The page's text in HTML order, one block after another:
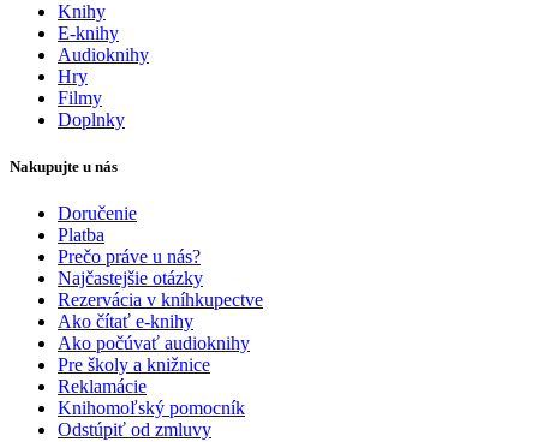
Knihy
E-knihy
Audioknihy
Hry
Filmy
Doplnky
Nakupujte u nás
Doručenie
Platba
Prečo práve u nás?
Najčastejšie otázky
Rezervácia v kníhkupectve
Ako čítať e-knihy
Ako počúvať audioknihy
Pre školy a knižnice
Reklamácie
Knihomoľský pomocník
Odstúpiť od zmluvy